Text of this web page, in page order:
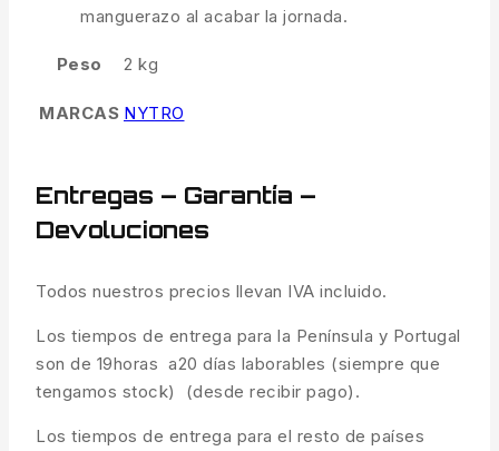
manguerazo al acabar la jornada.
Peso 2 kg
MARCAS NYTRO
Entregas – Garantía –
Devoluciones
Todos nuestros precios llevan IVA incluido.
Los tiempos de entrega para la Península y Portugal
son de 19horas a20 días laborables (siempre que
tengamos stock) (desde recibir pago).
Los tiempos de entrega para el resto de países